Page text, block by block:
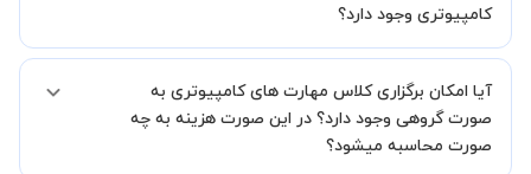
یک کلاس آنلاین با کیفیت و مفید را به شما توضیح خواهند داد.
کامپیوتری وجود دارد؟
کنید.
آیا امکان برگزاری کلاس مهارت های کامپیوتری به
صورت گروهی وجود دارد؟ در این صورت هزینه به چه
صورت محاسبه میشود؟